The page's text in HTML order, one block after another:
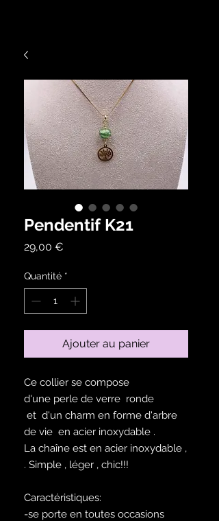
Pendentif K21
29,00 €
Quantité *
Ajouter au panier
Ce collier se compose
d'une perle de verre ronde
et d'un charm en forme d'arbre
de vie en acier inoxydable .
La chaîne est en acier inoxydable ,
. Simple , léger , chic!!!
Caractéristiques:
-se porte en toutes occasions